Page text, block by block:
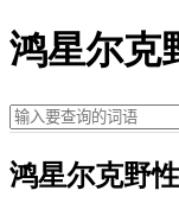
鸿星尔克
鸿星尔克野